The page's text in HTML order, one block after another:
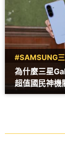
#SAMSUNG
為什麼三星
超值國民神機